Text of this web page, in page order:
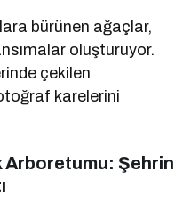
bürünen ağaçlar,
oluşturuyor.
çekilen
karelerini
Şehrin